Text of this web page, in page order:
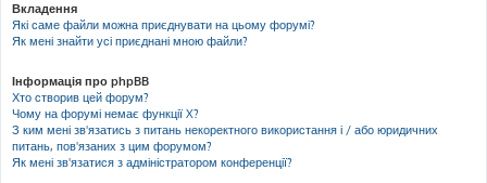
Вкладення
Які саме файли можна приєднувати на цьому форумі?
Як мені знайти усі приєднані мною файли?
Інформація про phpBB
Хто створив цей форум?
Чому на форумі немає функції X?
З ким мені зв'язатись з питань некоректного використання і / або юридичних
питань, пов'язаних з цим форумом?
Як мені зв'язатися з адміністратором конференції?